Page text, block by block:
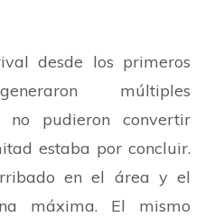
desde los primeros
múltiples
no pudieron convertir
estaba por concluir.
en el área y el
máxima. El mismo